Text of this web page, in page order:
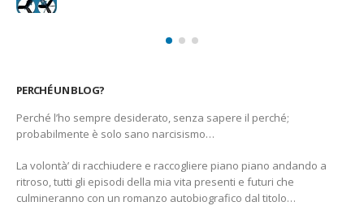
PERCHÉ UN BLOG?
Perché l’ho sempre desiderato, senza sapere il perché;
probabilmente è solo sano narcisismo…
La volontà’ di racchiudere e raccogliere piano piano andando a
ritroso, tutti gli episodi della mia vita presenti e futuri che
culmineranno con un romanzo autobiografico dal titolo…